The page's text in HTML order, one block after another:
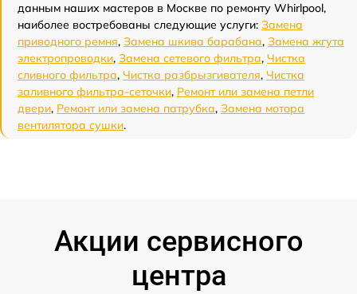
данным наших мастеров в Москве по ремонту Whirlpool,
наиболее востребованы следующие услуги: Замена
приводного ремня, Замена шкива барабана, Замена жгута
электропроводки, Замена сетевого фильтра, Чистка
сливного фильтра, Чистка разбрызгивателя, Чистка
заливного фильтра-сеточки, Ремонт или замена петли
двери, Ремонт или замена патрубка, Замена мотора
вентилятора сушки.
Акции сервисного
центра